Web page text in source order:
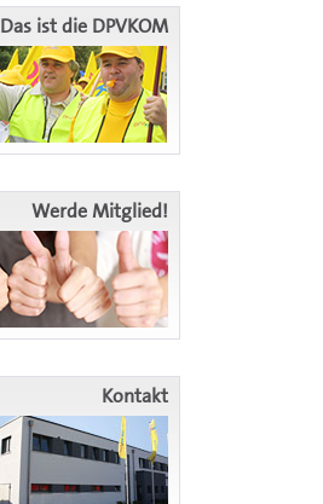
Das ist die DPVKOM
Werde Mitglied!
Kontakt